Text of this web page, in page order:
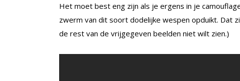
Het moet best eng zijn als je ergens in je
zwerm van dit soort dodelijke wespen opduikt. Dat
de rest van de vrijgegeven beelden niet wilt zien.)